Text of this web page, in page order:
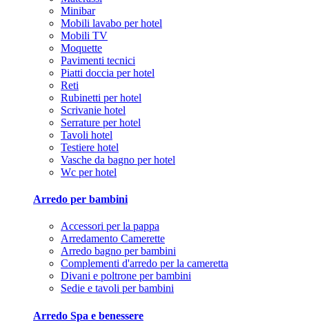
Minibar
Mobili lavabo per hotel
Mobili TV
Moquette
Pavimenti tecnici
Piatti doccia per hotel
Reti
Rubinetti per hotel
Scrivanie hotel
Serrature per hotel
Tavoli hotel
Testiere hotel
Vasche da bagno per hotel
Wc per hotel
Arredo per bambini
Accessori per la pappa
Arredamento Camerette
Arredo bagno per bambini
Complementi d'arredo per la cameretta
Divani e poltrone per bambini
Sedie e tavoli per bambini
Arredo Spa e benessere